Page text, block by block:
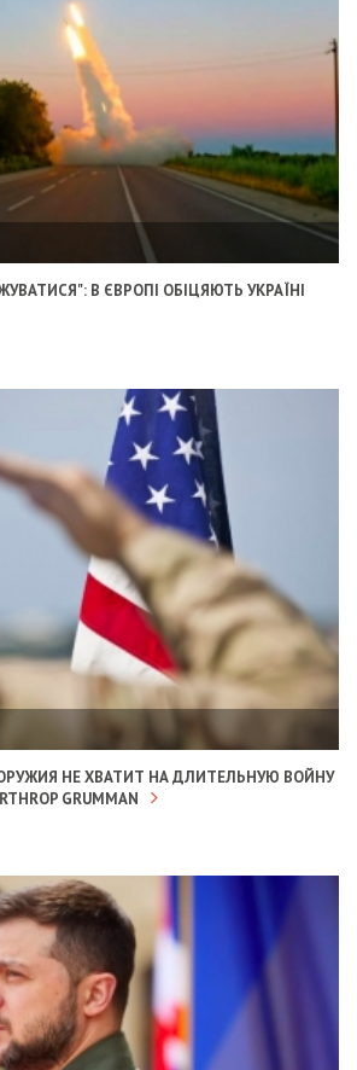
В ЄВРОПІ ОБІЦЯЮТЬ УКРАЇНІ
НЕ ХВАТИТ НА ДЛИТЕЛЬНУЮ ВОЙНУ
GRUMMAN